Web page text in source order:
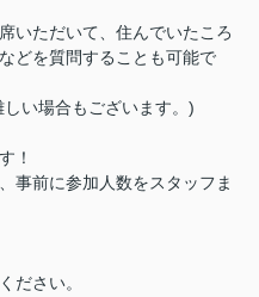
いただいて、住んでいたころ
どを質問することも可能で
い場合もございます。)
！
事前に参加人数をスタッフま
ださい。